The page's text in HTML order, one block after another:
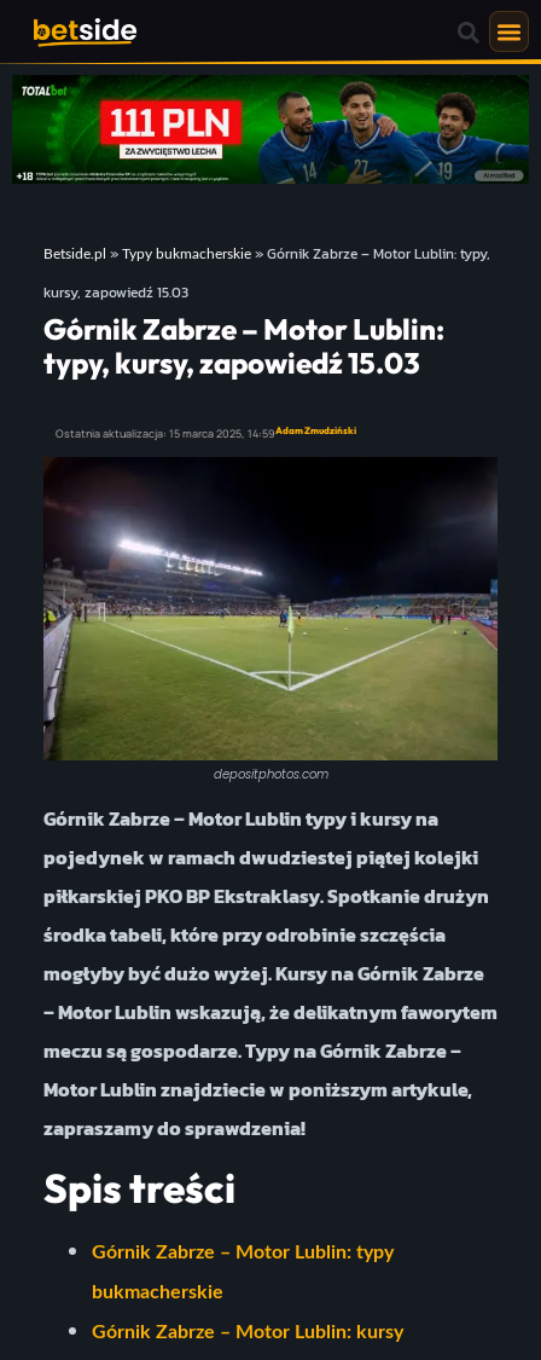
Betside.pl » Typy bukmacherskie»Górnik Zabrze – Motor Lublin: typy,
kursy, zapowiedź 15.03
Górnik Zabrze – Motor Lublin:
typy, kursy, zapowiedź 15.03
Ostatnia aktualizacja: 15 marca 2025, 14:59Adam Zmudziński
depositphotos.com
Górnik Zabrze – Motor Lublin typy i kursy na
pojedynek w ramach dwudziestej piątej kolejki
piłkarskiej PKO BP Ekstraklasy. Spotkanie drużyn
środka tabeli, które przy odrobinie szczęścia
mogłyby być dużo wyżej. Kursy na Górnik Zabrze
– Motor Lublin wskazują, że delikatnym faworytem
meczu są gospodarze. Typy na Górnik Zabrze –
Motor Lublin znajdziecie w poniższym artykule,
zapraszamy do sprawdzenia!
Spis treści
Górnik Zabrze – Motor Lublin: typy
bukmacherskie
Górnik Zabrze – Motor Lublin: kursy